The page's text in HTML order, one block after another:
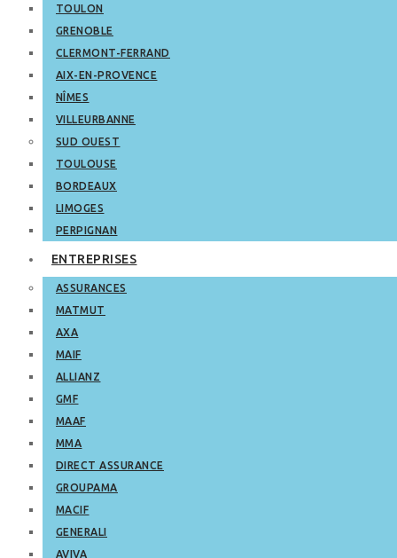
TOULON
GRENOBLE
CLERMONT-FERRAND
AIX-EN-PROVENCE
NÎMES
VILLEURBANNE
SUD OUEST
TOULOUSE
BORDEAUX
LIMOGES
PERPIGNAN
ENTREPRISES
ASSURANCES
MATMUT
AXA
MAIF
ALLIANZ
GMF
MAAF
MMA
DIRECT ASSURANCE
GROUPAMA
MACIF
GENERALI
AVIVA